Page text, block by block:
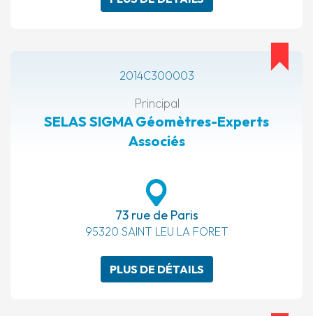
2014C300003
Principal
SELAS SIGMA Géomètres-Experts
Associés
73 rue de Paris
95320 SAINT LEU LA FORET
PLUS DE DÉTAILS